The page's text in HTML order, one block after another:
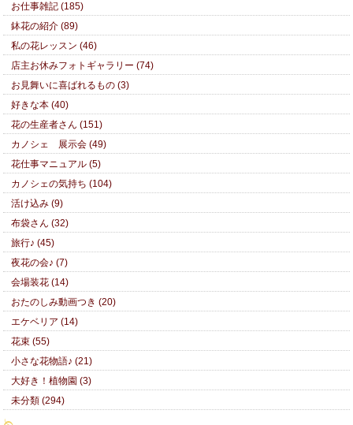
お仕事雑記 (185)
鉢花の紹介 (89)
私の花レッスン (46)
店主お休みフォトギャラリー (74)
お見舞いに喜ばれるもの (3)
好きな本 (40)
花の生産者さん (151)
カノシェ 展示会 (49)
花仕事マニュアル (5)
カノシェの気持ち (104)
活け込み (9)
布袋さん (32)
旅行♪ (45)
夜花の会♪ (7)
会場装花 (14)
おたのしみ動画つき (20)
エケベリア (14)
花束 (55)
小さな花物語♪ (21)
大好き！植物園 (3)
未分類 (294)